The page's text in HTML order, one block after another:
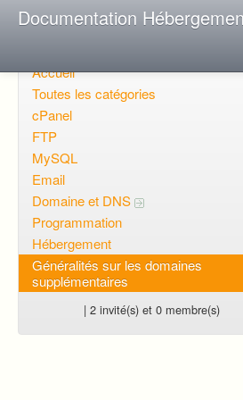
Documentation
Accueil
Toutes les catégories
cPanel
FTP
MySQL
Email
Domaine et DNS
Programmation
Hébergement
Généralités sur les domaines
supplémentaires
| 2 invité(s) et 0 membre(s)